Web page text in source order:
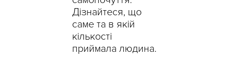
Дізнайтеся, що
саме та в якій
кількості
приймала людина.